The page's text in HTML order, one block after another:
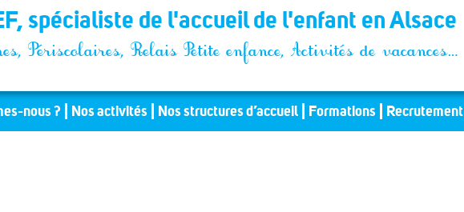
spécialiste de l'accueil de l'enfant en Alsace
Périscolaires, Relais Petite enfance, Activités de vacances…
nous ? Nos activités Nos structures d’accueil Formations Recrutement